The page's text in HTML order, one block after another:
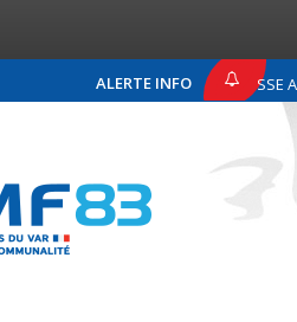
ALERTE INFO
COMMUNIQUÉ DE PRESSE AMF83